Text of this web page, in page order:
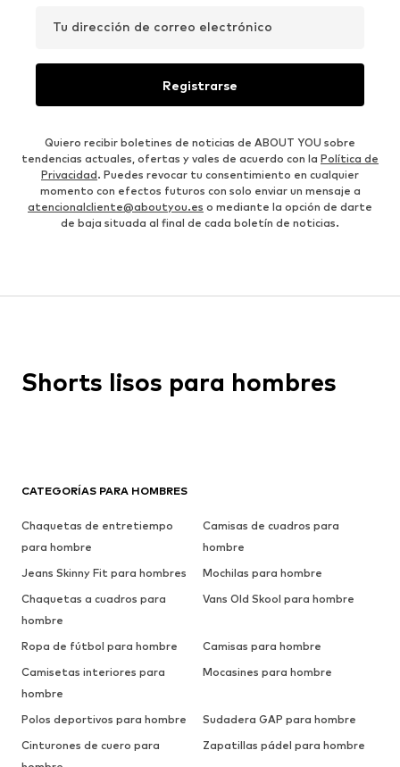
Tu dirección de correo electrónico
Registrarse
Quiero recibir boletines de noticias de ABOUT YOU sobre
tendencias actuales, ofertas y vales de acuerdo con la Política de
Privacidad. Puedes revocar tu consentimiento en cualquier
momento con efectos futuros con solo enviar un mensaje a
atencionalcliente@aboutyou.es o mediante la opción de darte
de baja situada al final de cada boletín de noticias.
CATEGORÍAS PARA HOMBRES
Chaquetas de entretiempo
para hombre
Camisas de cuadros para
hombre
Jeans Skinny Fit para hombres
Mochilas para hombre
Chaquetas a cuadros para
hombre
Vans Old Skool para hombre
Ropa de fútbol para hombre
Camisas para hombre
Camisetas interiores para
hombre
Mocasines para hombre
Polos deportivos para hombre
Sudadera GAP para hombre
Cinturones de cuero para
Zapatillas pádel para hombre
Shorts lisos para hombres